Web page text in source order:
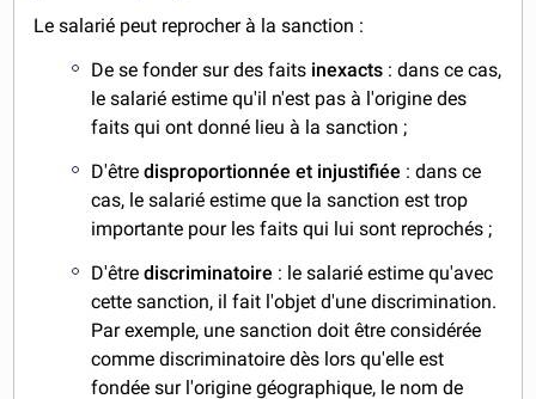
Le salarié peut reprocher à la sanction :
De se fonder sur des faits inexacts : dans ce cas,
le salarié estime qu'il n'est pas à l'origine des
faits qui ont donné lieu à la sanction ;
D'êtredisproportionnée et injustifiée : dans ce
cas, le salarié estime que la sanction est trop
importante pour les faits qui lui sont reprochés ;
D'êtrediscriminatoire : le salarié estime qu'avec
cette sanction, il fait l'objet d'une discrimination.
Par exemple, une sanction doit être considérée
comme discriminatoire dès lors qu'elle est
fondée sur l'origine géographique, le nom de